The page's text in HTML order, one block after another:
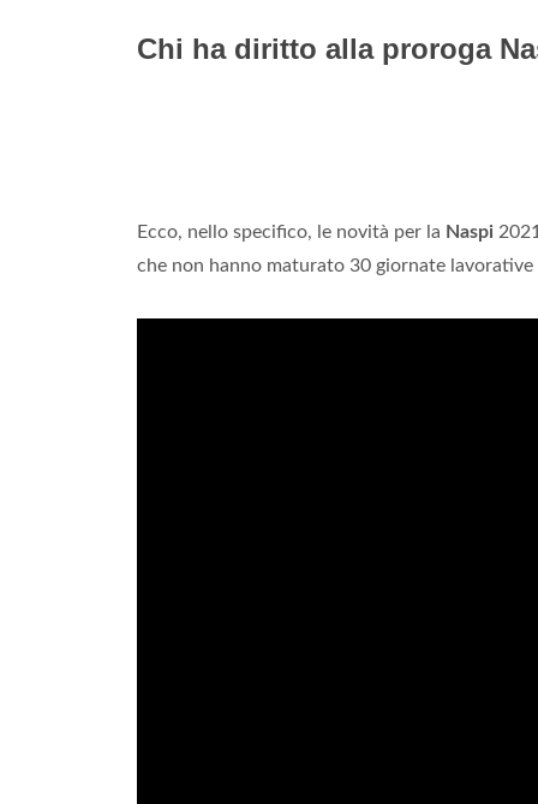
Chi ha diritto alla proroga
Ecco, nello specifico, le novità per la Naspi
che non hanno maturato 30 giornate lavorative